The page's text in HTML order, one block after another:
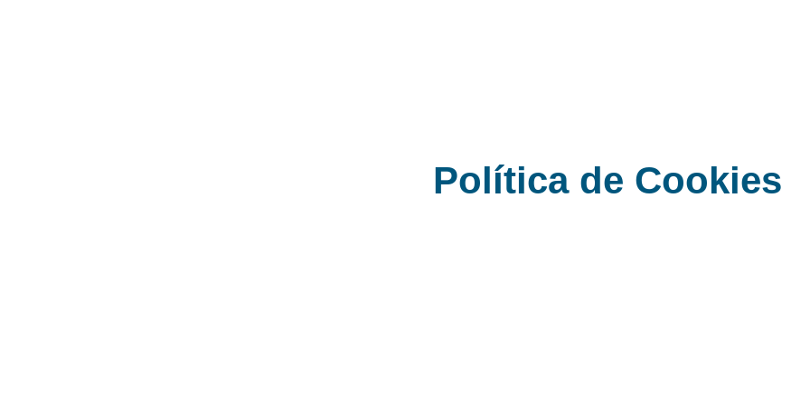
Política de Cookies